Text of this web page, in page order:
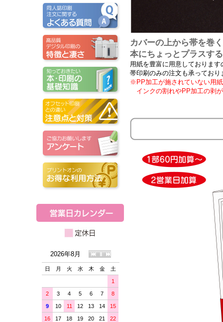
2026年8月
日 月 火 水 木 金 土
1
2 3 4 5 6 7 8
9 10 11 12 13 14 15
16 17 18 19 20 21 22
カバーの上から帯を巻
本にちょっとプラスす
用紙を豊富に用意しておりま
帯印刷のみの注文も承ってお
※PP加工が施されていない用
インクの割れやPP加工の剥